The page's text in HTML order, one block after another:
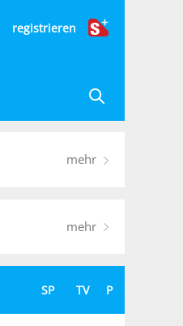
registrieren
mehr
mehr
SP TV P